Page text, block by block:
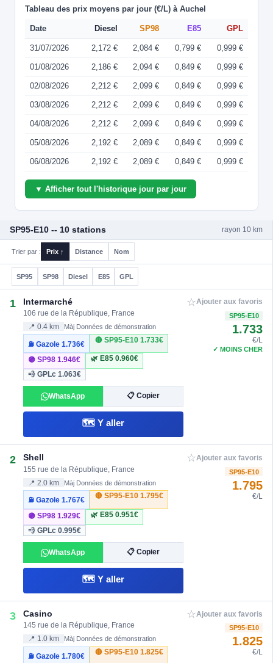
Tableau des prix moyens par jour (€/L) à Auchel
Date Diesel SP98 E85 GPL
31/07/2026 2,172 € 2,084 € 0,799 € 0,999 €
01/08/2026 2,186 € 2,094 € 0,849 € 0,999 €
02/08/2026 2,212 € 2,099 € 0,849 € 0,999 €
03/08/2026 2,212 € 2,099 € 0,849 € 0,999 €
04/08/2026 2,212 € 2,099 € 0,849 € 0,999 €
05/08/2026 2,192 € 2,089 € 0,849 € 0,999 €
06/08/2026 2,192 € 2,089 € 0,849 € 0,999 €
▼ Afficher tout l'historique jour par jour
SP95-E10 -- 10 stations rayon 10 km
Trier par : Prix ↑ Distance Nom
SP95 SP98 Diesel E85 GPL
1 Intermarché
106 rue de la République, France
📍 0.4 km Màj Données de démonstration
⛽ Gazole1.736€
🔴 SP95-E10 1.733€
🟣 SP981.946€ 🌿 E85 0.960€
💨 GPLc1.063€
WhatsApp 📋 Copier
🗺️ Y aller
☆Ajouter aux favoris
SP95-E10
1.733
€/L
✓ MOINS CHER
2 Shell
155 rue de la République, France
📍 2.0 km Màj Données de démonstration
⛽ Gazole1.767€
🔴 SP95-E10 1.795€
🟣 SP981.929€ 🌿 E85 0.951€
💨 GPLc0.995€
WhatsApp 📋 Copier
🗺️ Y aller
☆Ajouter aux favoris
SP95-E10
1.795
€/L
3 Casino
145 rue de la République, France
📍 1.0 km Màj Données de démonstration
⛽ Gazole1.780€
🔴 SP95-E10 1.825€
☆Ajouter aux favoris
SP95-E10
1.825
€/L